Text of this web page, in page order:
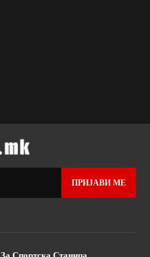
ПРИЈАВИ МЕ